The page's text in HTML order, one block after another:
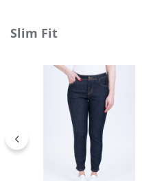
Produktgalerie überspringen
Slim Fit